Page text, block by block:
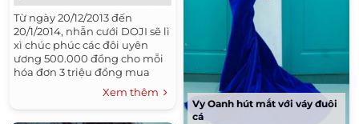
Từ ngày 20/12/2013 đến
20/1/2014, nhẫn cưới DOJI sẽ lì
xì chúc phúc các đôi uyên
ương 500.000 đồng cho mỗi
hóa đơn 3 triệu đồng mua
Xem thêm
Vy Oanh hút mắt với váy đuôi
cá